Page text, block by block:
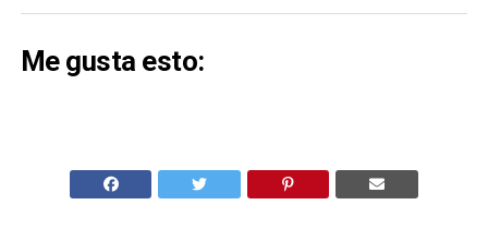
Me gusta esto: